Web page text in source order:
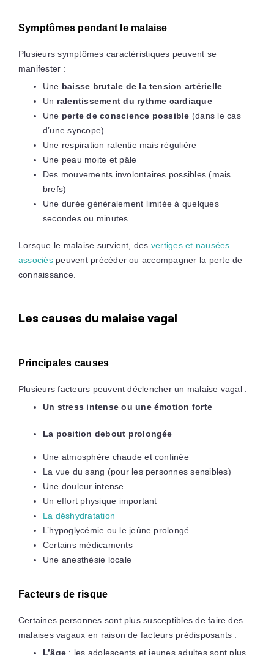
Symptômes pendant le malaise
Plusieurs symptômes caractéristiques peuvent se
manifester :
Une baisse brutale de la tension artérielle
Un ralentissement du rythme cardiaque
Une perte de conscience possible (dans le cas
d’une syncope)
Une respiration ralentie mais régulière
Une peau moite et pâle
Des mouvements involontaires possibles (mais
brefs)
Une durée généralement limitée à quelques
secondes ou minutes
Lorsque le malaise survient, des vertiges et nausées
associéspeuvent précéder ou accompagner la perte de
connaissance.
Les causes du malaise vagal
Principales causes
Plusieurs facteurs peuvent déclencher un malaise vagal :
Un stress intense ou une émotion forte
La position debout prolongée
Une atmosphère chaude et confinée
La vue du sang (pour les personnes sensibles)
Une douleur intense
Un effort physique important
La déshydratation
L’hypoglycémie ou le jeûne prolongé
Certains médicaments
Une anesthésie locale
Facteurs de risque
Certaines personnes sont plus susceptibles de faire des
malaises vagaux en raison de facteurs prédisposants :
L’âge : les adolescents et jeunes adultes sont plus